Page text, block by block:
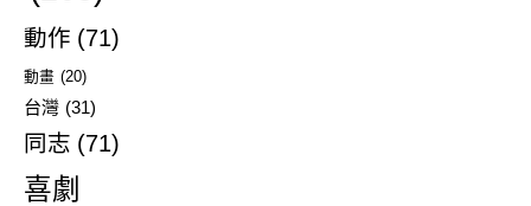
動作 (71)
動畫 (20)
台灣 (31)
同志 (71)
喜劇